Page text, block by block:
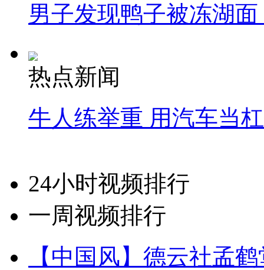
男子发现鸭子被冻湖
热点新闻
牛人练举重 用汽车当
24小时视频排行
一周视频排行
【中国风】德云社孟